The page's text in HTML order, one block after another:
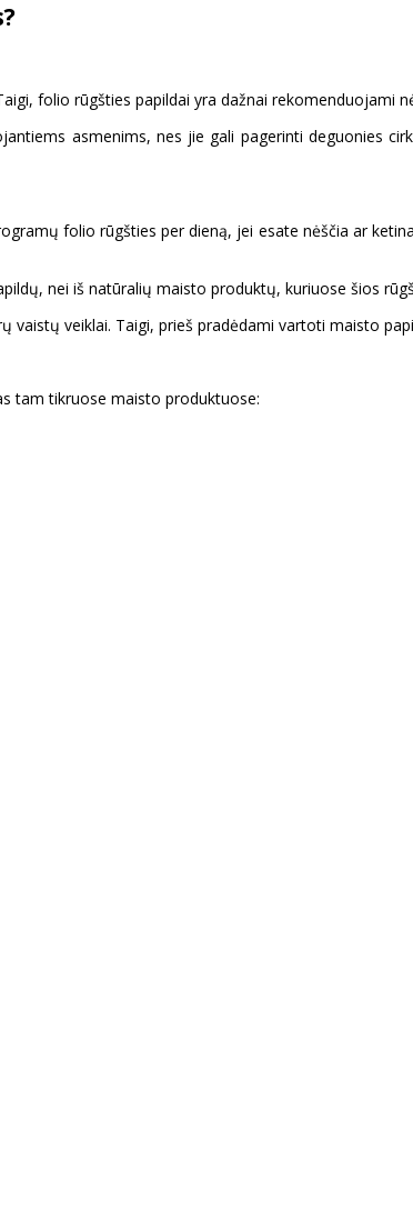
folio rūgšties papildai yra dažnai rekomenduojami
asmenims, nes jie gali pagerinti deguonies
folio rūgšties per dieną, jei esate nėščia ar
nei iš natūralių maisto produktų, kuriuose šios
veiklai. Taigi, prieš pradėdami vartoti maisto
tam tikruose maisto produktuose: